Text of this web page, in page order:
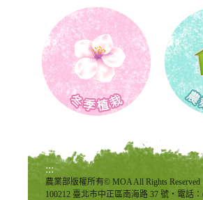
:::
農業部版權所有© MOA All Rights Reserved
100212 臺北市中正區南海路 37 號‧電話